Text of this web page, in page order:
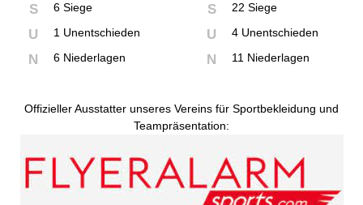
S 6 Siege
U 1 Unentschieden
N 6 Niederlagen
S 22 Siege
U 4 Unentschieden
N 11 Niederlagen
Offizieller Ausstatter unseres Vereins für Sportbekleidung und
Teampräsentation: